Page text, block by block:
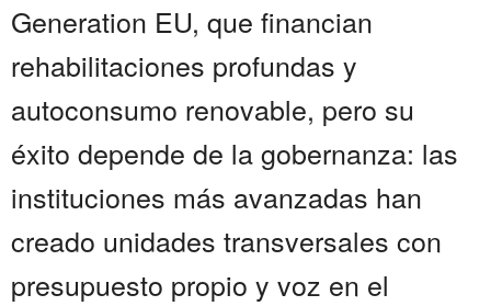
Generation EU, que financian
rehabilitaciones profundas y
autoconsumo renovable, pero su
éxito depende de la gobernanza: las
instituciones más avanzadas han
creado unidades transversales con
presupuesto propio y voz en el